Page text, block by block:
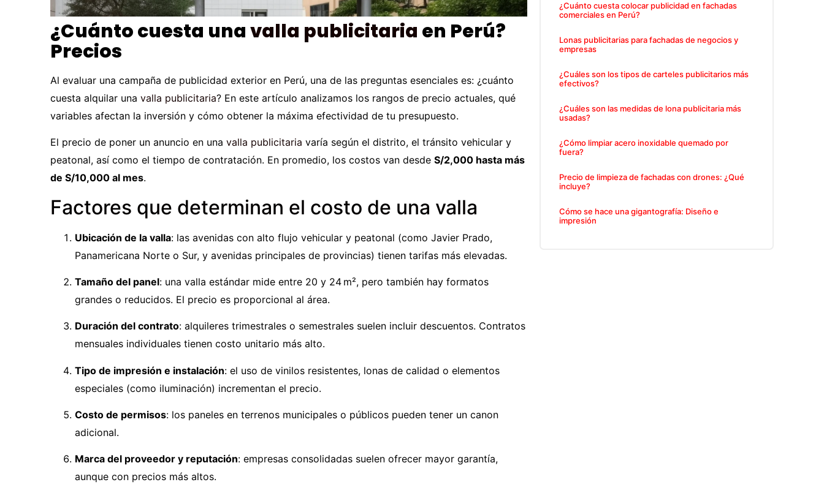
¿Cuánto cuesta unavalla publicitaria en Perú?
Precios
Al evaluar una campaña de publicidad exterior en Perú, una de las preguntas esenciales es: ¿cuánto
cuesta alquilar una valla publicitaria? En este artículo analizamos los rangos de precio actuales, qué
variables afectan la inversión y cómo obtener la máxima efectividad de tu presupuesto.
El precio de poner un anuncio en una valla publicitaria varía según el distrito, el tránsito vehicular y
peatonal, así como el tiempo de contratación. En promedio, los costos van desde S/2,000 hasta más
de S/10,000 al mes.
Factores que determinan el costo de una valla
Ubicación de la valla: las avenidas con alto flujo vehicular y peatonal (como Javier Prado,
Panamericana Norte o Sur, y avenidas principales de provincias) tienen tarifas más elevadas.
Tamaño del panel: una valla estándar mide entre 20 y 24 m², pero también hay formatos
grandes o reducidos. El precio es proporcional al área.
Duración del contrato: alquileres trimestrales o semestrales suelen incluir descuentos. Contratos
mensuales individuales tienen costo unitario más alto.
Tipo de impresión e instalación: el uso de vinilos resistentes, lonas de calidad o elementos
especiales (como iluminación) incrementan el precio.
Costo de permisos: los paneles en terrenos municipales o públicos pueden tener un canon
adicional.
Marca del proveedor y reputación: empresas consolidadas suelen ofrecer mayor garantía,
aunque con precios más altos.
¿Cuánto cuesta colocar publicidad en fachadas
comerciales en Perú?
Lonas publicitarias para fachadas de negocios y
empresas
¿Cuáles son los tipos de carteles publicitarios más
efectivos?
¿Cuáles son las medidas de lona publicitaria más
usadas?
¿Cómo limpiar acero inoxidable quemado por
fuera?
Precio de limpieza de fachadas con drones: ¿Qué
incluye?
Cómo se hace una gigantografía: Diseño e
impresión